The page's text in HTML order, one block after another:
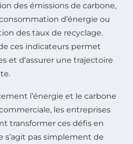
des émissions de carbone,
d’énergie ou
des taux de recyclage.
ces indicateurs permet
et d’assurer une trajectoire
l’énergie et le carbone
les entreprises
transformer ces défis en
s’agit pas simplement de